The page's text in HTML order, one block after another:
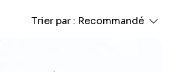
Trier par : Recommandé